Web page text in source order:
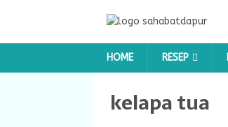
HOME RESEP
kelapa tua